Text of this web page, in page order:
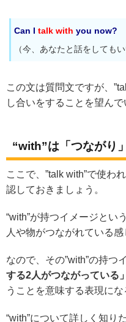
Can I talk with you now?
（今、あなたと話をしても
この文は質問文ですが、
し合いをすることを望ん
“with”は「つながり」
ここで、”talk with”で使わ
認しておきましょう。
“with”が持つイメージとい
人や物がつながれている感
なので、その”with”の持つ
する2人がつながっている」
うことを意味する表現にな
“with”について詳しく知り